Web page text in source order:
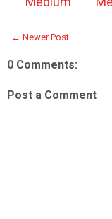
← Newer Post
0 Comments:
Post a Comment